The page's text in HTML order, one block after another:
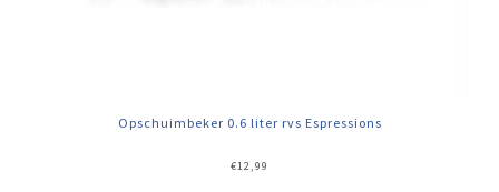
Opschuimbeker 0.6 liter rvs Espressions
€12,99